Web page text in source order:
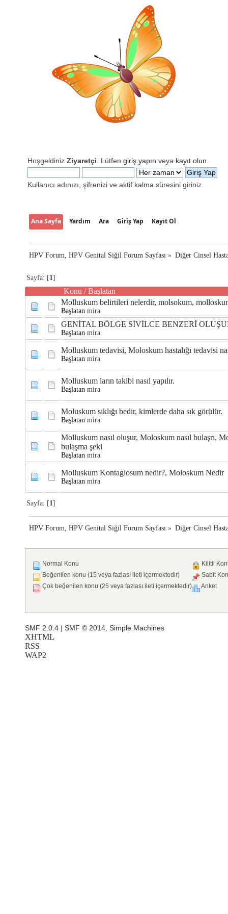
Hoşgeldiniz Ziyaretçi . Lütfen giriş yapın veya kayıt olun
Kullanıcı adınızı, şifrenizi ve aktif kalma süresini giriniz
Ana Sayfa Yardım Ara Giriş Yap Kayıt Ol
HPV Forum, HPV Genital Siğil Forum Sayfası » Diğer Cinsel
Sayfa: [1]
Konu /Başlatan
Molluskum belirtileri nelerdir, molsokum,
Başlatan mira
GENİTAL BÖLGE SİVİLCE BENZERİ
Başlatan mira
Molluskum tedavisi, Moloskum hastalığı tedavisi
Başlatan mira
Molluskum ların takibi nasıl yapılır.
Başlatan mira
Moluskum sıklığı bedir, kimlerde daha sık görülür.
Başlatan mira
Molluskum nasıl oluşur, Moloskum nasıl bulaşrı,
bulaşma şeki
Başlatan mira
Molluskum Kontagiosum nedir?, Moloskum Nedir
Başlatan mira
Sayfa: [1]
HPV Forum, HPV Genital Siğil Forum Sayfası » Diğer Cinsel
Normal Konu
Beğenilen konu (15 veya fazlası ileti içermektedir)
Çok beğenilen konu (25 veya fazlası ileti içermektedir)
Kilitli
Sabit
Anket
SMF 2.0.4 SMF © 2014 Simple Machines
XHTML
RSS
WAP2